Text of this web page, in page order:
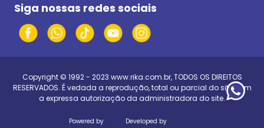
Siga nossas redes sociais
Copyright © 1992 - 2023 www.rika.com.br, TODOS OS DIREITOS
RESERVADOS. É vedada a reprodução, total ou parcial do site, sem
a expressa autorização da administradora do site.
Powered by Developed by